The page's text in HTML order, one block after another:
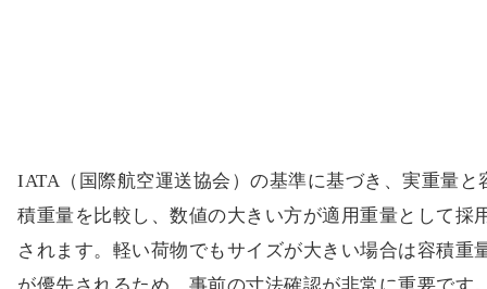
IATA（国際航空運送協会）の基準に基づき、実重量と
積重量を比較し、数値の大きい方が適用重量として採
されます。軽い荷物でもサイズが大きい場合は容積重